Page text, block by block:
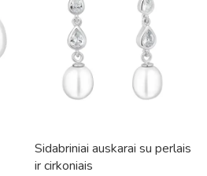
Sidabriniai auskarai su perlais
ir cirkoniais